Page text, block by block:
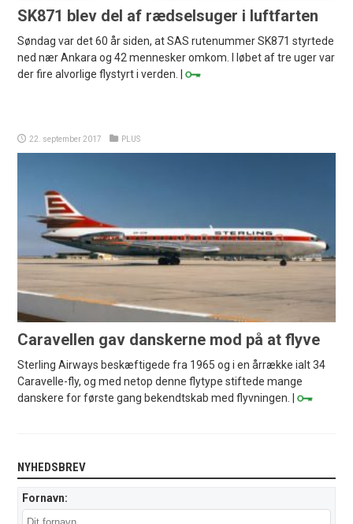
SK871 blev del af rædselsuger i luftfarten
Søndag var det 60 år siden, at SAS rutenummer SK871 styrtede
ned nær Ankara og 42 mennesker omkom. I løbet af tre uger var
der fire alvorlige flystyrt i verden. |
22. september 2017 PLUS
Caravellen gav danskerne mod på at flyve
Sterling Airways beskæftigede fra 1965 og i en årrække ialt 34
Caravelle-fly, og med netop denne flytype stiftede mange
danskere for første gang bekendtskab med flyvningen. |
NYHEDSBREV
Fornavn: